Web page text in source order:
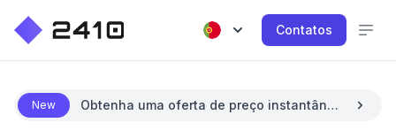
Contatos
New
Obtenha uma oferta de preço instantânea